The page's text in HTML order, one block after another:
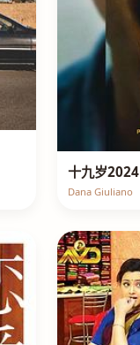
十九岁2024
Dana Giuliano